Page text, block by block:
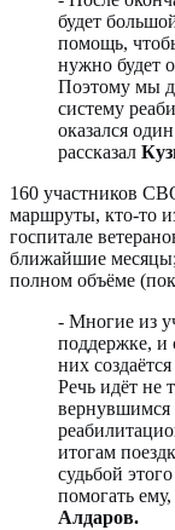
будет
помощь,
нужно будет
Поэтому мы
систему
оказался
рассказал
160 участников
маршруты, кто-то
госпитале
ближайшие месяцы;
полном объёме
- Многие из
поддержке, и
них
Речь идёт не
вернувшимся
итогам
судьбой
помогать
Алдаров.